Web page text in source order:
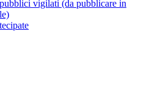
vigilati (da pubblicare in